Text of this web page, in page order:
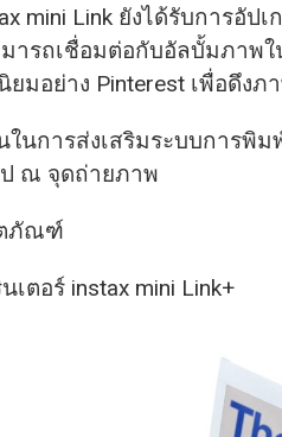
mini Link ยังได้รับการอัป
ารถเชื่อมต่อกับอัลบั้มภาพ
ยมอย่าง Pinterest เพื่อดึง
นการส่งเสริมระบบการพิม
ณ จุดถ่ายภาพ
ตภัณฑ์
ตอร์ instax mini Link+